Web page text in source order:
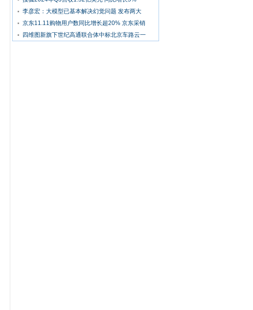
李彦宏：大模型已基本解决幻觉问题 发布两大
京东11.11购物用户数同比增长超20% 京东采销
四维图新旗下世纪高通联合体中标北京车路云一